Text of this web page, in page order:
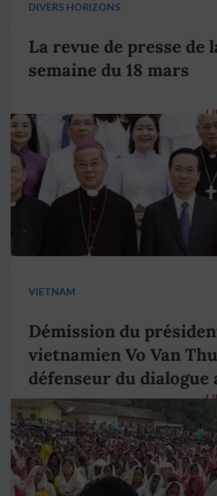
DIVERS HORIZONS
La revue de presse de
semaine du 18 mars
VIETNAM
Démission du
vietnamien Vo Van
défenseur du dialogue
pape François